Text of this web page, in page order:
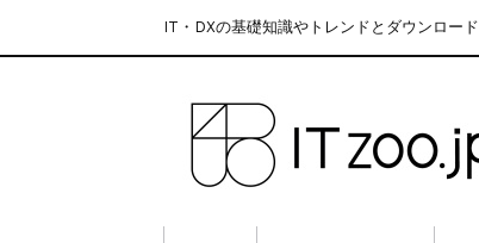
IT・DXの基礎知識やトレンドとダウンロード